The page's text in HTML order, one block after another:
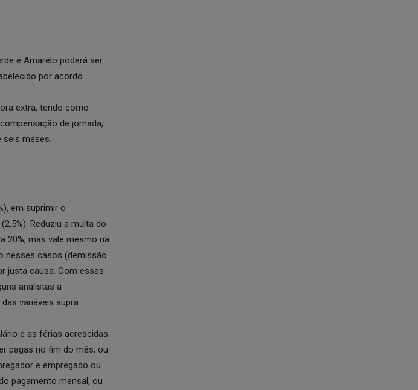
e Amarelo poderá ser
por acordo
extra, tendo como
de jornada,
seis meses.
em suprimir o
Reduziu a multa do
20%, mas vale mesmo na
nesses casos (demissão
justa causa. Com essas
analistas a
variáveis supra
e as férias acrescidas
pagas no fim do mês, ou
e empregado ou
pagamento mensal, ou